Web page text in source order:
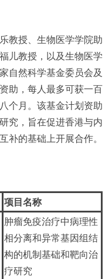
教授、生物医学学院助
儿教授，以及生物医学
自然科学基金委员会及
助，每人最多可获一百
个月。该基金计划资助
究，旨在促进香港与内
补的基础上开展合作。
项目名称
肿瘤免疫治疗中病理性
相分离和异常基因组结
构的机制基础和靶向治
疗研究